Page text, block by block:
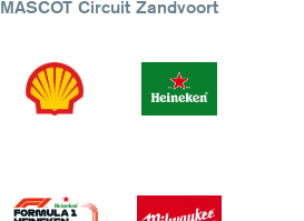
Circuit Zandvoort